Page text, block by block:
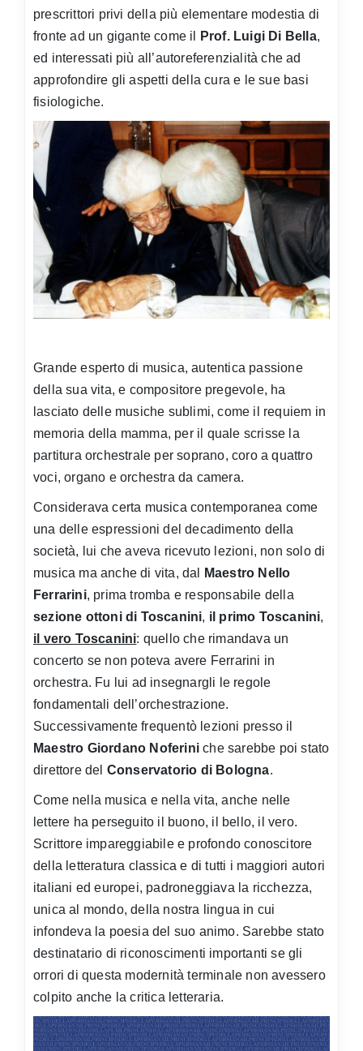
prescrittori privi della più elementare modestia di
fronte ad un gigante come il
Prof. Luigi Di Bella,
ed interessati più all’autoreferenzialità che ad
approfondire gli aspetti della cura e le sue basi
fisiologiche.
Grande esperto di musica, autentica passione
della sua vita, e compositore pregevole, ha
lasciato delle musiche sublimi, come il requiem in
memoria della mamma, per il quale scrisse la
partitura orchestrale per soprano, coro a quattro
voci, organo e orchestra da camera.
Considerava certa musica contemporanea come
una delle espressioni del decadimento della
società, lui che aveva ricevuto lezioni, non solo di
musica ma anche di vita, dal
Maestro Nello
Ferrarini, prima tromba e responsabile della
sezione ottoni di Toscanini, il primo Toscanini,
il vero Toscanini: quello che rimandava un
concerto se non poteva avere Ferrarini in
orchestra. Fu lui ad insegnargli le regole
fondamentali dell’orchestrazione.
Successivamente frequentò lezioni presso il
Maestro Giordano Noferini che sarebbe poi stato
direttore del Conservatorio di Bologna.
Come nella musica e nella vita, anche nelle
lettere ha perseguito il buono, il bello, il vero.
Scrittore impareggiabile e profondo conoscitore
della letteratura classica e di tutti i maggiori autori
italiani ed europei, padroneggiava la ricchezza,
unica al mondo, della nostra lingua in cui
infondeva la poesia del suo animo. Sarebbe stato
destinatario di riconoscimenti importanti se gli
orrori di questa modernità terminale non avessero
colpito anche la critica letteraria.